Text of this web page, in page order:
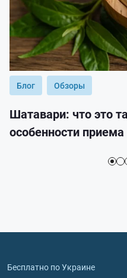
Блог Обзоры
Шатавари: что это
особенности приема
Бесплатно по Украине